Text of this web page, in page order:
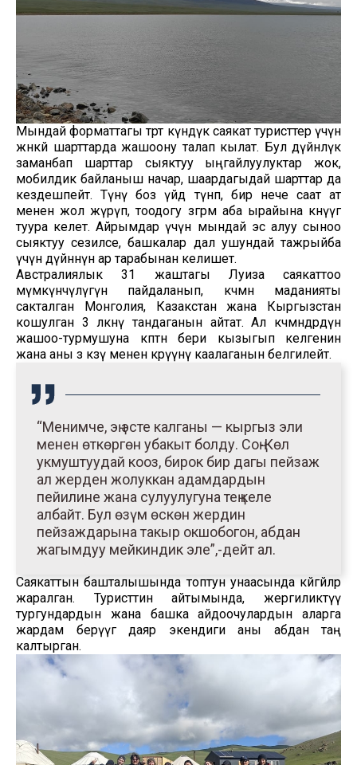
Мындай форматтагы төрт күндүк саякат туристтер үчүн
жөнөкөй шарттарда жашоону талап кылат. Бул дүйнөлүк
заманбап шарттар сыяктуу ыңгайлуулуктар жок,
мобилдик байланыш начар, шаардагыдай шарттар да
кездешпейт. Түнү боз үйдө түнөп, бир нече саат ат
менен жол жүрүп, тоодогу өзгөрмө аба ырайына көнүүгө
туура келет. Айрымдар үчүн мындай эс алуу сыноо
сыяктуу сезилсе, башкалар дал ушундай тажрыйба
үчүн дүйнөнүн ар тарабынан келишет.
Австралиялык 31 жаштагы Луиза саякаттоо
мүмкүнчүлүгүн пайдаланып, көчмөн маданияты
сакталган Монголия, Казакстан жана Кыргызстан
кошулган 3 өлкөнү тандаганын айтат. Ал көчмөндөрдүн
жашоо-турмушуна көптөн бери кызыгып келгенин
жана аны өз көзү менен көрүүнү каалаганын белгилейт.
“Менимче, эң эсте калганы — кыргыз эли
менен өткөргөн убакыт болду. Соң-Көл
укмуштуудай кооз, бирок бир дагы пейзаж
ал жерден жолуккан адамдардын
пейилине жана сулуулугуна тең келе
албайт. Бул өзүм өскөн жердин
пейзаждарына такыр окшобогон, абдан
жагымдуу мейкиндик эле”,-дейт ал.
Саякаттын башталышында топтун унаасында көйгөйлөр
жаралган. Туристтин айтымында, жергиликтүү
тургундардын жана башка айдоочулардын аларга
жардам берүүгө даяр экендиги аны абдан таң
калтырган.